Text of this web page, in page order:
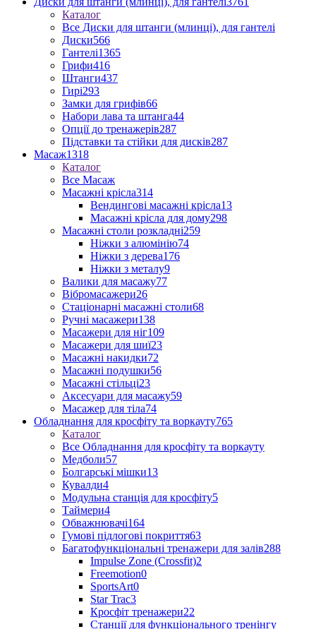
Каталог
Все Диски для штанги (млинці), для гантелі
Диски566
Гантелі1365
Грифи416
Штанги437
Гирі293
Замки для грифів66
Набори лава та штанга44
Опції до тренажерів287
Підставки та стійки для дисків287
Масаж1318
Каталог
Все Масаж
Масажні крісла314
Вендингові масажні крісла13
Масажні крісла для дому298
Масажні столи розкладні259
Ніжки з алюмінію74
Ніжки з дерева176
Ніжки з металу9
Валики для масажу77
Вібромасажери26
Стаціонарні масажні столи68
Ручні масажери138
Масажери для ніг109
Масажери для шиї23
Масажні накидки72
Масажні подушки56
Масажні стільці23
Аксесуари для масажу59
Масажер для тіла74
Обладнання для кросфіту та воркауту765
Каталог
Все Обладнання для кросфіту та воркауту
Медболи57
Болгарські мішки13
Кувалди4
Модульна станція для кросфіту5
Таймери4
Обважнювачі164
Гумові підлогові покриття63
Багатофункціональні тренажери для залів288
Impulse Zone (Crossfit)2
Freemotion0
SportsArt0
Star Trac3
Кросфіт тренажери22
Станції для функціонального тренінгу